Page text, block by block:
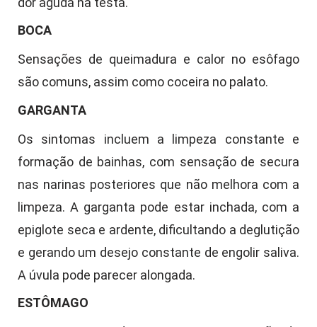
BOCA
Sensações de queimadura e calor no esôfago
são comuns, assim como coceira no palato.
GARGANTA
Os sintomas incluem a limpeza constante e
formação de bainhas, com sensação de secura
nas narinas posteriores que não melhora com a
limpeza. A garganta pode estar inchada, com a
epiglote seca e ardente, dificultando a deglutição
e gerando um desejo constante de engolir saliva.
A úvula pode parecer alongada.
ESTÔMAGO